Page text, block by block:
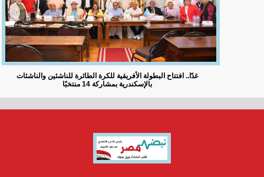
غدًا.. افتتاح البطولة الأفريقية للكرة الطائرة للناشئين والناشئات
بالإسكندرية بمشاركة 14 منتخبًا